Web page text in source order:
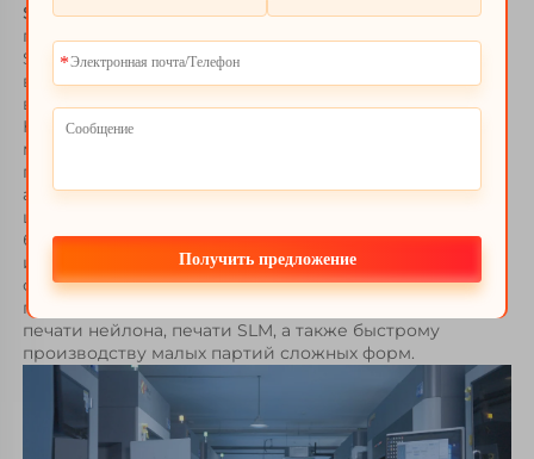
Suzhou Whale-Stone 3D Technology Co., Ltd. является
полностью дочерним предприятием компании
Shenzhen Kings 3D Technology Co., Ltd., что является
важным инвестиционным проектом, представленным
в районе Учжун города Сучжоу, провинция Цзянсу.
Компания занимает площадь более 4500 квадратных
метров и включает семь основных отделов: центр 3D-
печати, центр проектирования и разработки
автомобилей, центр высокоточной обработки на CNC,
центр исследований новых материалов, центр
быстрого производства форм, центр быстрого
изготовления продукции и центр сервисного
обслуживания продукции. Мы стремимся
предоставлять клиентам услуги по SLA-печати, SLS-
печати нейлона, печати SLM, а также быстрому
производству малых партий сложных форм.
Получить предложение